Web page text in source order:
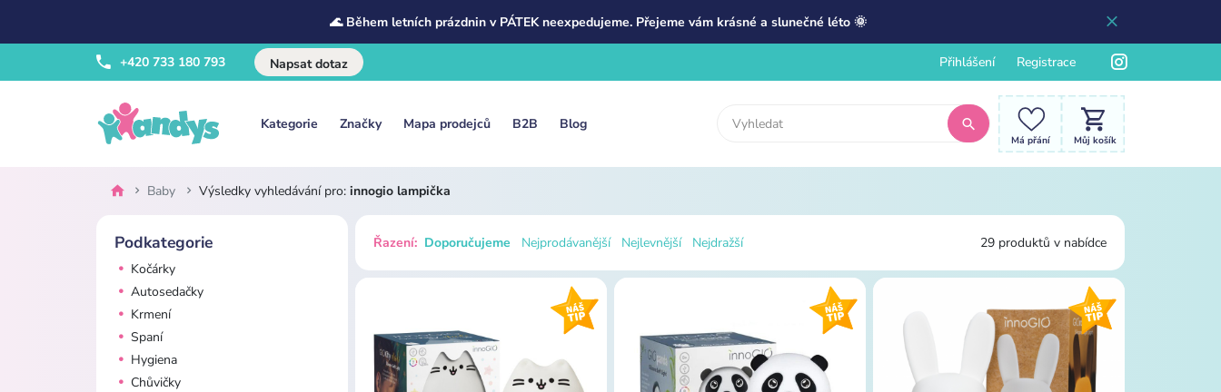
🌊 Během letních prázdnin v PÁTEK neexpedujeme. Přejeme vám krásné a slunečné léto 🌞
+420 733 180 793 Napsat dotaz Přihlášení Registrace
Kategorie Značky Mapa prodejců B2B Blog
Má přání Můj košík
Baby Výsledky vyhledávání pro: innogio lampička
Podkategorie
Kočárky
Autosedačky
Krmení
Spaní
Hygiena
Chůvičky
Řazení: Doporučujeme Nejprodávanější Nejlevnější Nejdražší 29 produktů v nabídce